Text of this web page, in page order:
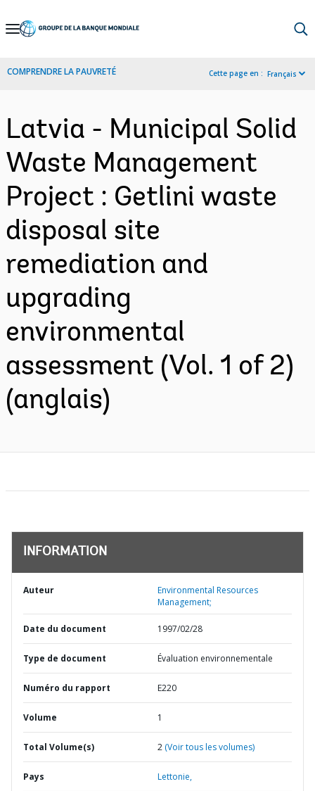
Skip
Navigation
COMPRENDRE LA PAUVRETÉ Cette page en : Français
Latvia - Municipal Solid
Waste Management
Project : Getlini waste
disposal site
remediation and
upgrading
environmental
assessment (Vol. 1 of 2)
(anglais)
INFORMATION
Auteur
Environmental Resources
Management;
Date du document 1997/02/28
Type de document Évaluation environnementale
Numéro du rapport E220
Volume 1
Total Volume(s) 2 (Voir tous les volumes)
Pays Lettonie,